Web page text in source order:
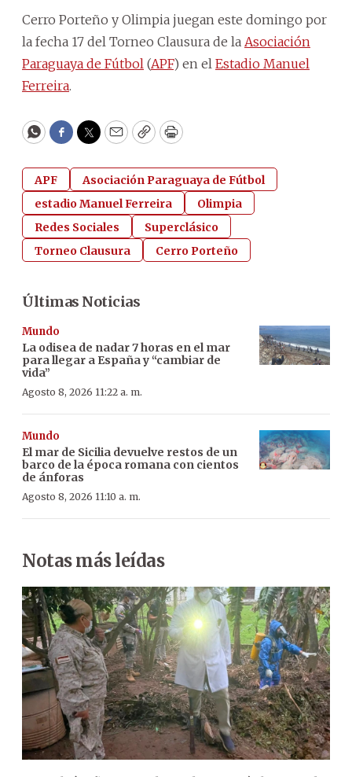
Cerro Porteño y Olimpia juegan este domingo por
la fecha 17 del Torneo Clausura de la Asociación
Paraguaya de Fútbol (APF) en el Estadio Manuel
Ferreira.
WhatsApp
Facebook
Twitter
EmailCopyPrint
APF
Asociación Paraguaya de Fútbol
estadio Manuel Ferreira
Olimpia
Redes Sociales
Superclásico
Torneo Clausura
Cerro Porteño
Últimas Noticias
Mundo
La odisea de nadar 7 horas en el mar
para llegar a España y “cambiar de
vida”
Agosto 8, 2026 11:22 a. m.
Mundo
El mar de Sicilia devuelve restos de un
barco de la época romana con cientos
de ánforas
Agosto 8, 2026 11:10 a. m.
Notas más leídas